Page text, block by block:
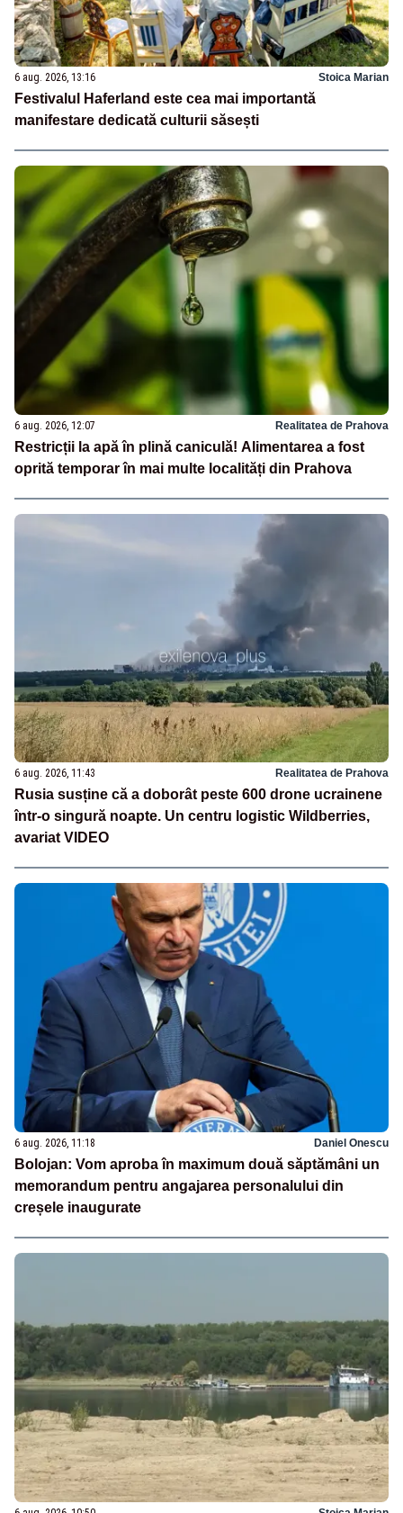
6 aug. 2026, 13:16 Stoica Marian
Festivalul Haferland este cea mai importantă
manifestare dedicată culturii săsești
6 aug. 2026, 12:07 Realitatea de Prahova
Restricții la apă în plină caniculă! Alimentarea a fost
oprită temporar în mai multe localități din Prahova
6 aug. 2026, 11:43 Realitatea de Prahova
Rusia susține că a doborât peste 600 drone ucrainene
într-o singură noapte. Un centru logistic Wildberries,
avariat VIDEO
6 aug. 2026, 11:18 Daniel Onescu
Bolojan: Vom aproba în maximum două săptămâni un
memorandum pentru angajarea personalului din
creșele inaugurate